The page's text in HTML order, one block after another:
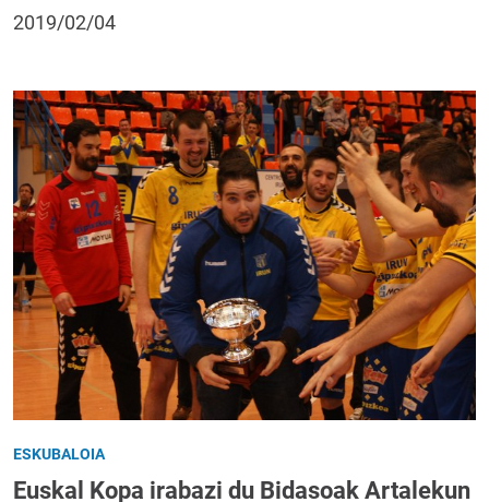
2019/02/04
ESKUBALOIA
Euskal Kopa irabazi du Bidasoak Artalekun